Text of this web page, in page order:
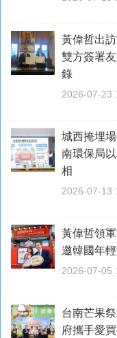
黃偉哲出
雙方簽署
錄
2026-07-23
城西掩埋
南環保局
相
2026-07-13
黃偉哲領
邀韓國年
2026-07-05
台南芒果
府攜手愛